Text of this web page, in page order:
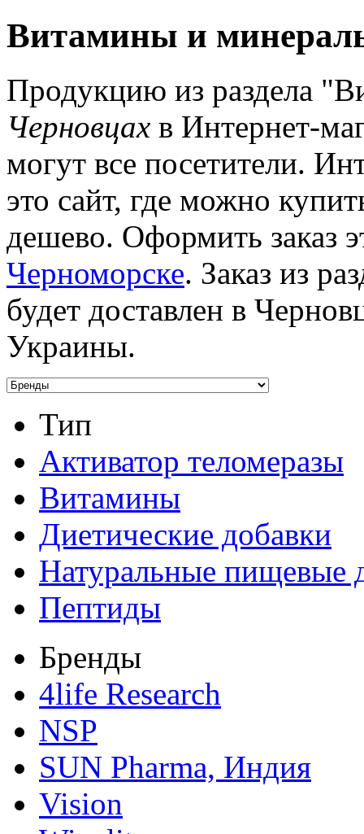
Витамины и
Продукцию из раздела
Черновцах в Интернет-
могут все посетители.
это сайт, где можно
дешево. Оформить заказ
Черноморске. Заказ из
будет доставлен в
Украины.
Тип
Активатор теломеразы
Витамины
Диетические добавки
Натуральные пищевые
Пептиды
Бренды
4life Research
NSP
SUN Pharma, Индия
Vision